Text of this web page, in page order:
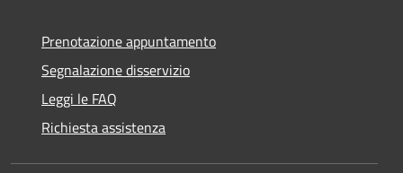
Prenotazione appuntamento
Segnalazione disservizio
Leggi le FAQ
Richiesta assistenza